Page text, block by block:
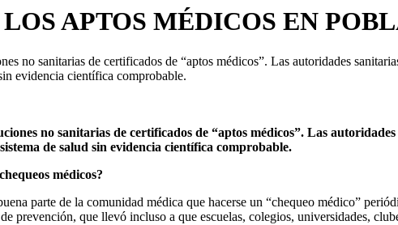
APTOS MÉDICOS EN
no sanitarias de certificados de “aptos médicos”. Las autoridades
evidencia científica comprobable.
no sanitarias de certificados de “aptos médicos”. Las
de salud sin evidencia científica comprobable.
médicos?
parte de la comunidad médica que hacerse un “chequeo médico”
prevención, que llevó incluso a que escuelas, colegios, universidades,